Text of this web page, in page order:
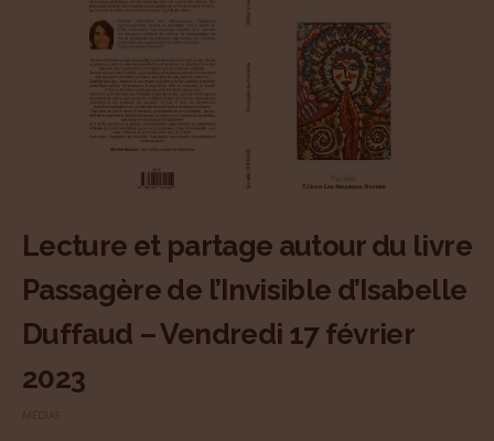
Lecture et partage autour du livre
Passagère de l’Invisible d’Isabelle
Duffaud – Vendredi 17 février